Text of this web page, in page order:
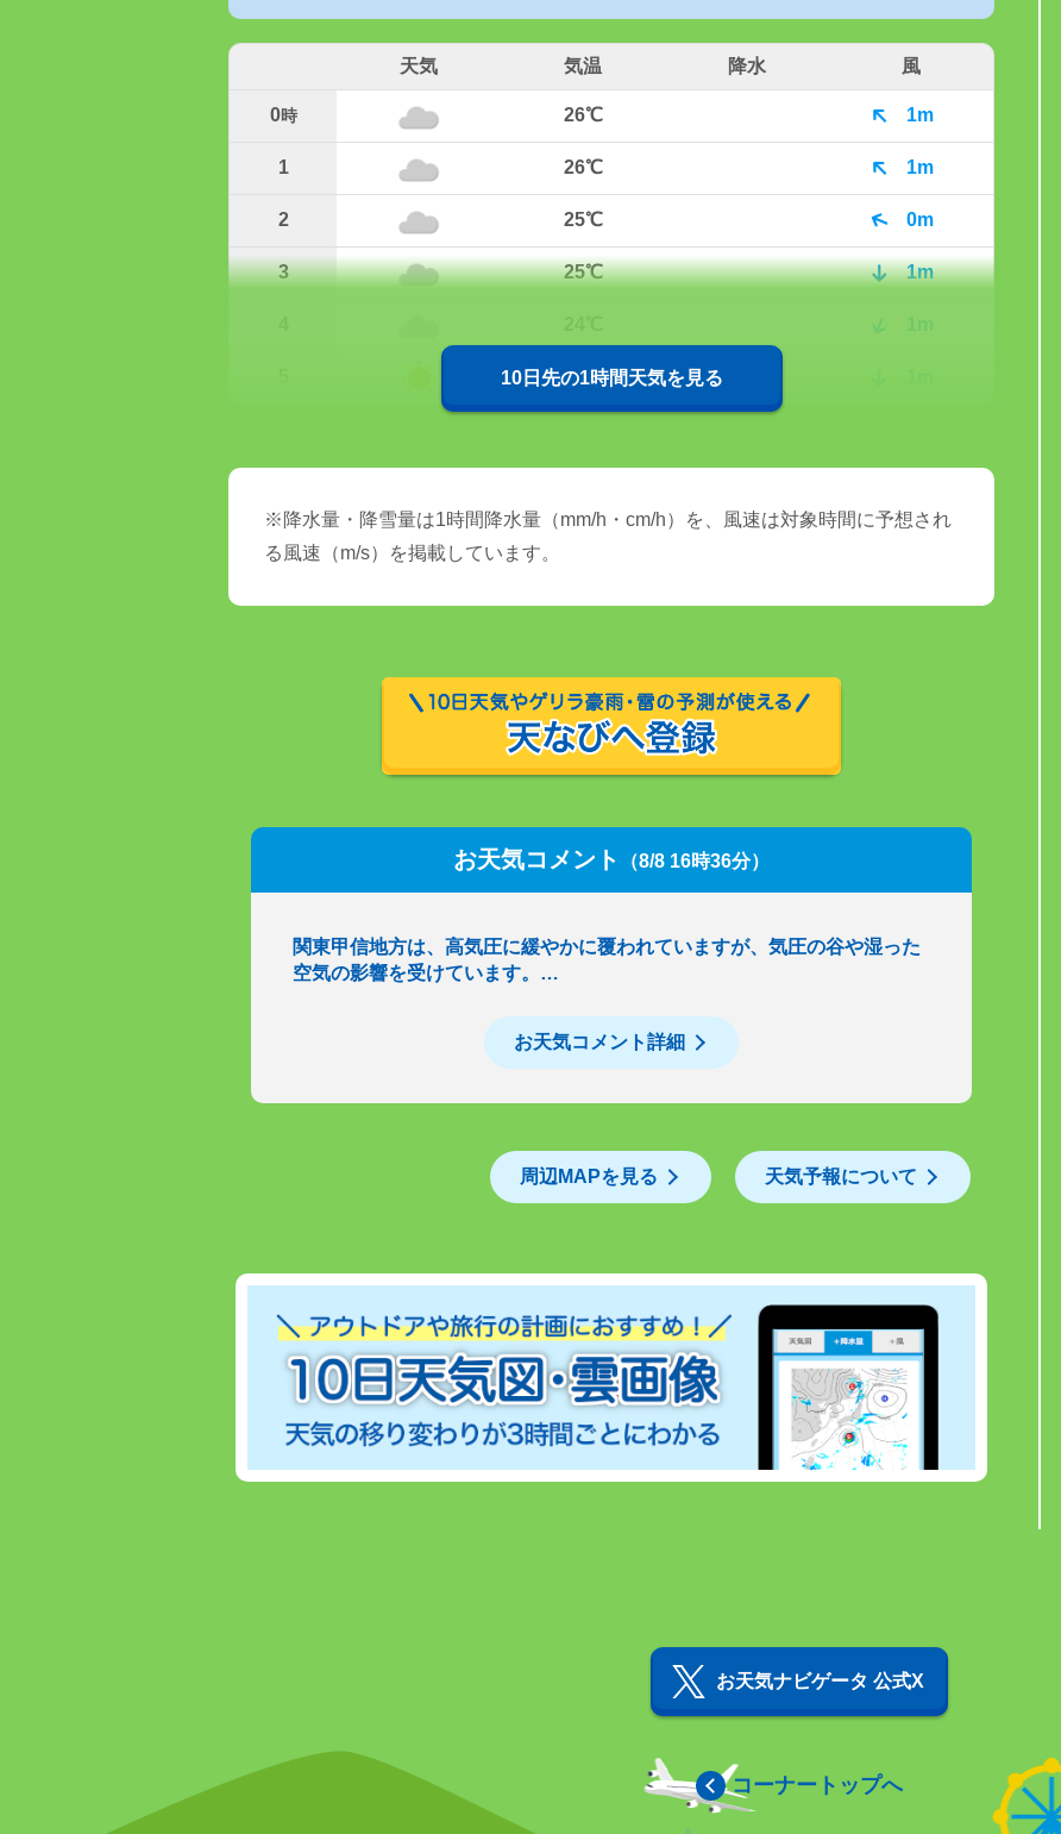
天気 気温 降水 風
0時 26℃ 1m
1 26℃ 1m
2 25℃ 0m
3 25℃ 1m
1m
24℃
10日先の1時間天気を見る
※降水量・降雪量は1時間降水量（mm/h・cm/h）を、風速は対象時間に予想され
る風速（m/s）を掲載しています。
お天気コメント （8/8 16時36分）
関東甲信地方は、高気圧に緩やかに覆われていますが、気圧の谷や湿った
空気の影響を受けています。…
お天気コメント詳細
周辺MAPを見る 天気予報について
お天気ナビゲータ 公式X
コーナートップへ